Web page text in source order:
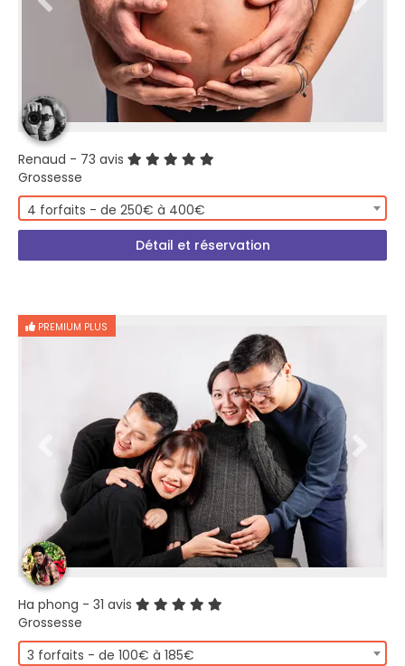
Renaud - 73 avis
Grossesse
4 forfaits - de 250€ à 400€
Détail et réservation
PREMIUM PLUS
Ha phong - 31 avis
Grossesse
3 forfaits - de 100€ à 185€